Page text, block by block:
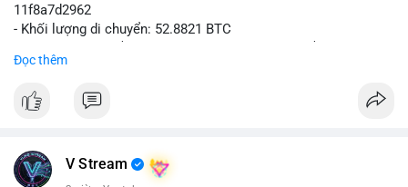
11f8a7d2962
- Khối lượng di chuyển: 52.8821 BTC
USD)
chuyển trong một giao dịch duy nhất, cho thấy chủ sở hữu là tổ
chức hoặc cá nhân sở hữu tài sản lớn. Hành vi này diễn ra
Đọc thêm
V Stream